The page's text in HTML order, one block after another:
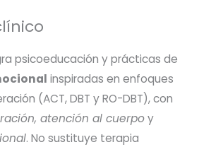
psicoeducación y prácticas de
inspiradas en enfoques
(ACT, DBT y RO-DBT), con
atención al cuerpoy
. No sustituye terapia